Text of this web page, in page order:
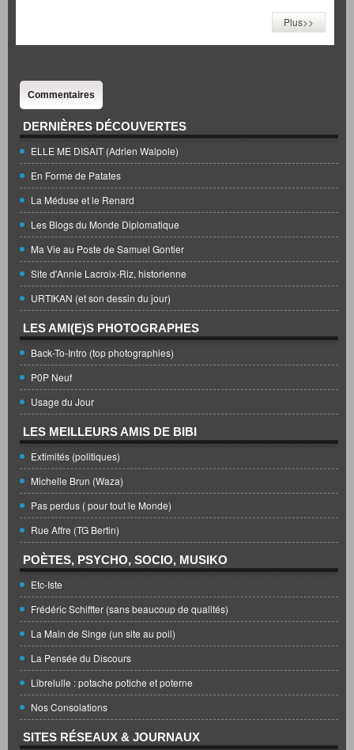
Plus>>
Commentaires
DERNIÈRES DÉCOUVERTES
ELLE ME DISAIT (Adrien Walpole)
En Forme de Patates
La Méduse et le Renard
Les Blogs du Monde Diplomatique
Ma Vie au Poste de Samuel Gontier
Site d'Annie Lacroix-Riz, historienne
URTIKAN (et son dessin du jour)
LES AMI(E)S PHOTOGRAPHES
Back-To-Intro (top photographies)
P0P Neuf
Usage du Jour
LES MEILLEURS AMIS DE BIBI
Extimités (politiques)
Michelle Brun (Waza)
Pas perdus ( pour tout le Monde)
Rue Affre (TG Bertin)
POÈTES, PSYCHO, SOCIO, MUSIKO
Etc-Iste
Frédéric Schiffter (sans beaucoup de qualités)
La Main de Singe (un site au poil)
La Pensée du Discours
Librelulle : potache potiche et poterne
Nos Consolations
SITES RÉSEAUX & JOURNAUX